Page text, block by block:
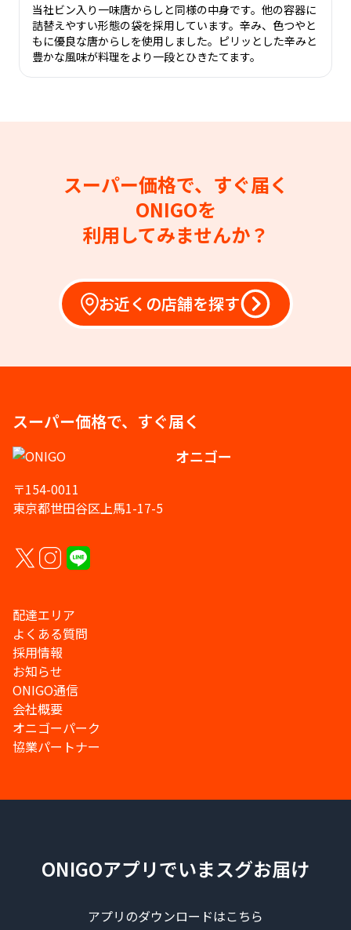
当社ビン入り一味唐からしと同様の中身です。他の容器に
詰替えやすい形態の袋を採用しています。辛み、色つやと
もに優良な唐からしを使用しました。ピリッとした辛みと
豊かな風味が料理をより一段とひきたてます。
スーパー価格で、すぐ届く
ONIGOを
利用してみませんか？
お近くの店舗を探す
スーパー価格で、すぐ届く
オニゴー
〒154-0011
東京都世田谷区上馬1-17-5
配達エリア
よくある質問
採用情報
お知らせ
ONIGO通信
会社概要
オニゴーパーク
協業パートナー
ONIGOアプリでいまスグお届け
アプリのダウンロードはこちら